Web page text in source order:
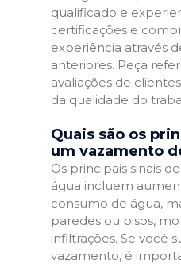
qualificado e
certificações e
experiência através
anteriores. Peça
avaliações de
da qualidade do
Quais são os
um vazamento
Os principais sinais
água incluem
consumo de água,
paredes ou pisos,
infiltrações. Se você
vazamento, é